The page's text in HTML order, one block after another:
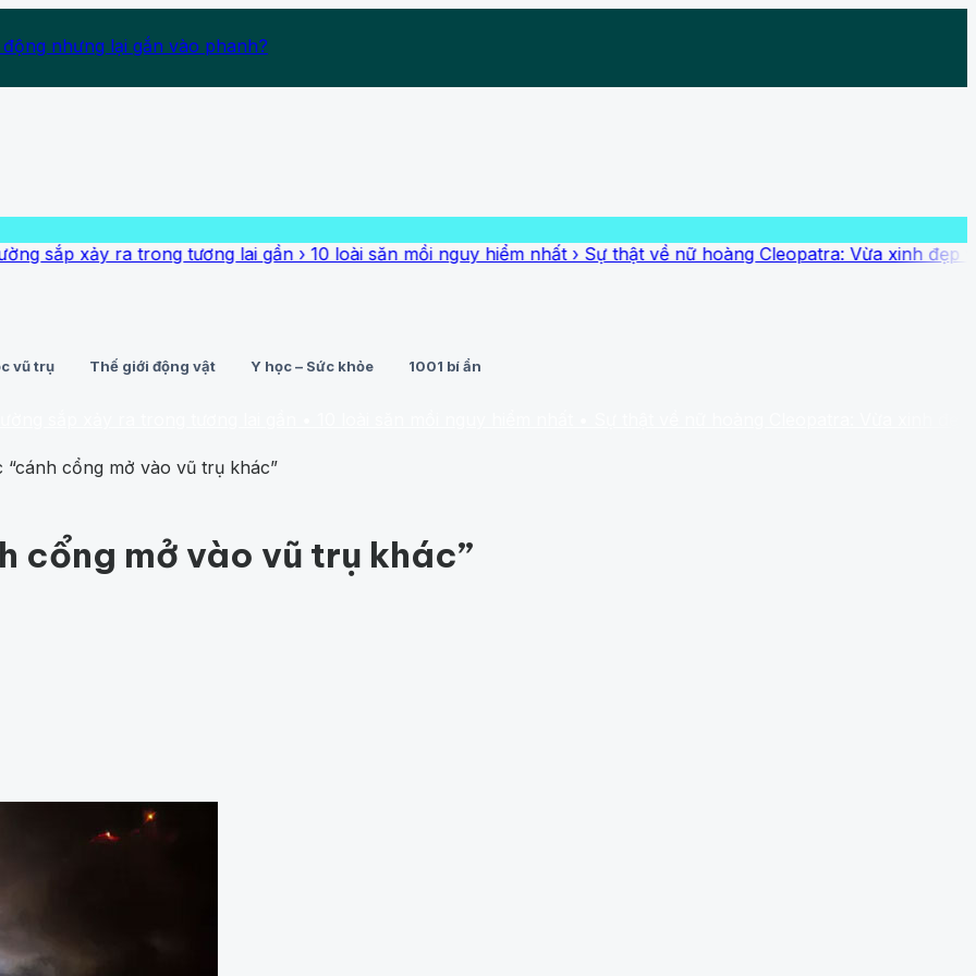
nhưng lại gắn vào phanh?
ra trong tương lai gần›10 loài săn mồi nguy hiểm nhất›Sự thật về nữ hoàng Cleopatra: Vừa xinh đẹp vừa thạo
vũ trụ Thế giới động vật Y học – Sức khỏe 1001 bí ẩn
cổng mở vào vũ trụ khác”
cổng mở vào vũ trụ khác”